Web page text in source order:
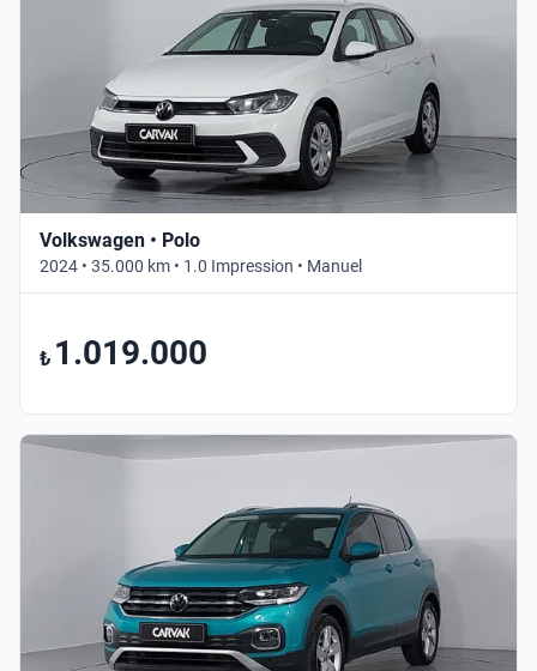
Volkswagen • Polo
2024 • 35.000 km • 1.0 Impression • Manuel
₺ 1.019.000